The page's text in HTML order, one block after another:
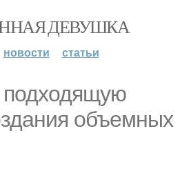
ДЕВУШКА
новости статьи
подходящую
объемных